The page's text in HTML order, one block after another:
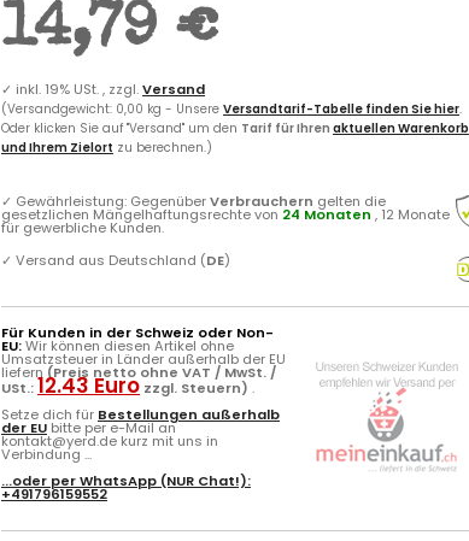
14,79 €
✓ inkl. 19% USt. , zzgl.Versand
(Versandgewicht: 0,00 kg - Unsere Versandtarif-Tabelle finden Sie hier.
Oder klicken Sie auf "Versand" um den Tarif für Ihren aktuellen Warenkorb
und Ihrem Zielort zu berechnen.)
✓ Gewährleistung: GegenüberVerbrauchern gelten die
gesetzlichen Mängelhaftungsrechte von 24 Monaten , 12 Monate
für gewerbliche Kunden.
✓ Versand aus Deutschland (DE)
Für Kunden in der Schweiz oder Non-
EU:Wir können diesen Artikel ohne
Umsatzsteuer in Länder außerhalb der EU
liefern (Preis netto ohne VAT / MwSt. /
USt.:12.43 Euro zzgl. Steuern) .
Setze dich für Bestellungen außerhalb
der EU bitte per e-Mail an
kontakt@yerd.de kurz mit uns in
Verbindung ...
...oder perWhatsApp (NUR Chat!):
+491796159552